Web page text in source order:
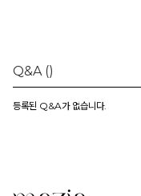
Q&A ()
등록된 Q&A가 없습니다.